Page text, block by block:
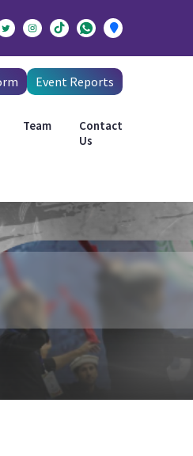
Event Reports
Team
Contact
Us